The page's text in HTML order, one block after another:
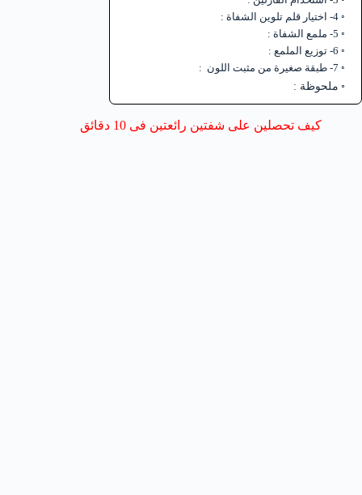
4- اختيار قلم تلوين الشفاة :
5- ملمع الشفاة :
6- توزيع الملمع :
7- طبقة صغيرة من مثبت اللون :
ملحوظة :
كيف تحصلين على شفتين رائعتين فى 10 دقائق